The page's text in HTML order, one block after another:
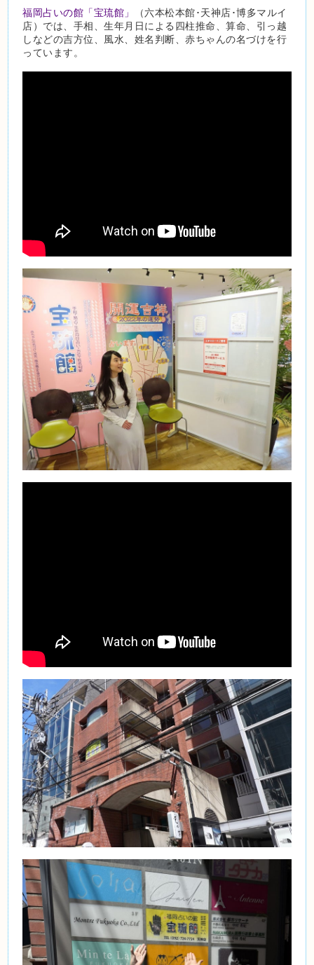
福岡占いの館「宝琉館」
（六本松本館･天神店･博多マルイ
店）では、手相、生年月日による四柱推命、算命、引っ越
しなどの吉方位、風水、姓名判断、赤ちゃんの名づけを行
っています。